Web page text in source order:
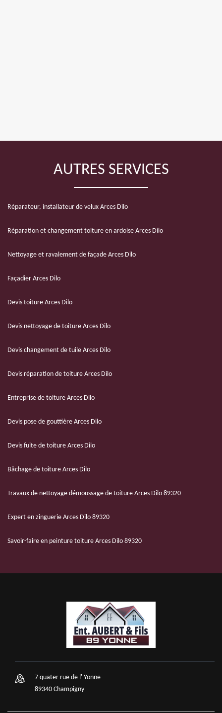
AUTRES SERVICES
Réparateur, installateur de velux Arces Dilo
Réparation et changement toiture en ardoise Arces Dilo
Nettoyage et ravalement de façade Arces Dilo
Façadier Arces Dilo
Devis toiture Arces Dilo
Devis nettoyage de toiture Arces Dilo
Devis changement de tuile Arces Dilo
Devis réparation de toiture Arces Dilo
Entreprise de toiture Arces Dilo
Devis pose de gouttière Arces Dilo
Devis fuite de toiture Arces Dilo
Bâchage de toiture Arces Dilo
Travaux de nettoyage démoussage de toiture Arces Dilo 89320
Expert en zinguerie Arces Dilo 89320
Savoir-faire en peinture toiture Arces Dilo 89320
7 quater rue de l' Yonne
89340 Champigny